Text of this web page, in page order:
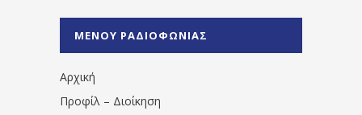
1531194763766854/" artist="" ]
ΜΕΝΟΥ ΡΑΔΙΟΦΩΝΙΑΣ
Αρχική
Προφίλ – Διοίκηση